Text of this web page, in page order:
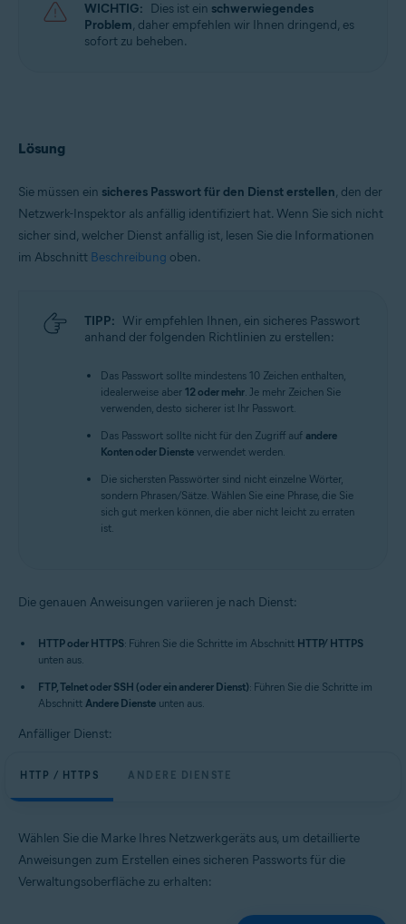
WICHTIG: Dies ist ein schwerwiegendes
Problem, daher empfehlen wir Ihnen dringend, es
sofort zu beheben.
Lösung
Sie müssen ein sicheres Passwort für den Dienst erstellen, den der
Netzwerk-Inspektor als anfällig identifiziert hat. Wenn Sie sich nicht
sicher sind, welcher Dienst anfällig ist, lesen Sie die Informationen
im Abschnitt Beschreibung oben.
TIPP: Wir empfehlen Ihnen, ein sicheres Passwort
anhand der folgenden Richtlinien zu erstellen:
Das Passwort sollte mindestens 10 Zeichen enthalten,
idealerweise aber 12 oder mehr. Je mehr Zeichen Sie
verwenden, desto sicherer ist Ihr Passwort.
Das Passwort sollte nicht für den Zugriff auf andere
Konten oder Dienste verwendet werden.
Die sichersten Passwörter sind nicht einzelne Wörter,
sondern Phrasen/Sätze. Wählen Sie eine Phrase, die Sie
sich gut merken können, die aber nicht leicht zu erraten
ist.
Die genauen Anweisungen variieren je nach Dienst:
HTTP oder HTTPS: Führen Sie die Schritte im Abschnitt HTTP/ HTTPS
unten aus.
FTP, Telnet oder SSH (oder ein anderer Dienst): Führen Sie die Schritte im
Abschnitt Andere Dienste unten aus.
Anfälliger Dienst:
HTTP / HTTPS ANDERE DIENSTE
Wählen Sie die Marke Ihres Netzwerkgeräts aus, um detaillierte
Anweisungen zum Erstellen eines sicheren Passworts für die
Verwaltungsoberfläche zu erhalten: